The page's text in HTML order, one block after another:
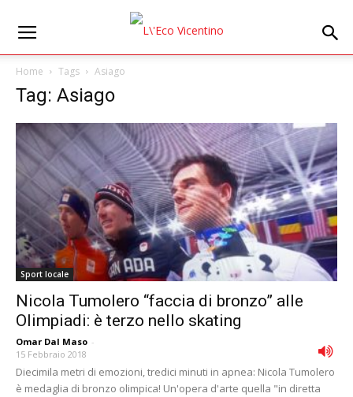
Home Tags Asiago
Tag: Asiago
Sport locale
Nicola Tumolero “faccia di bronzo” alle
Olimpiadi: è terzo nello skating
Omar Dal Maso -
15 Febbraio 2018
Diecimila metri di emozioni, tredici minuti in apnea: Nicola Tumolero
è medaglia di bronzo olimpica! Un'opera d'arte quella "in diretta